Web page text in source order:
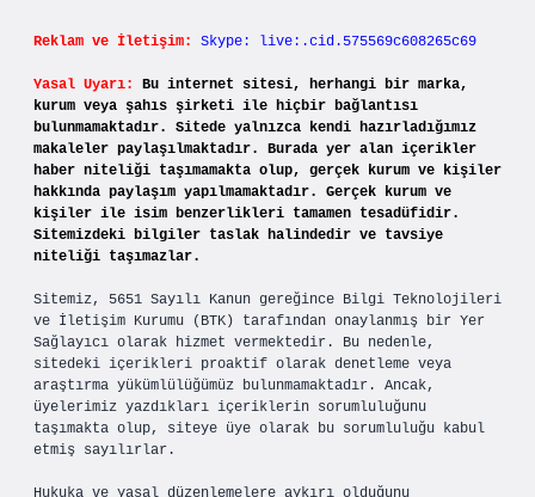
Reklam ve İletişim: Skype: live:.cid.575569c608265c69
Yasal Uyarı:
Bu internet sitesi, herhangi bir marka,
kurum veya şahıs şirketi ile hiçbir bağlantısı
bulunmamaktadır. Sitede yalnızca kendi hazırladığımız
makaleler paylaşılmaktadır. Burada yer alan içerikler
haber niteliği taşımamakta olup, gerçek kurum ve kişiler
hakkında paylaşım yapılmamaktadır. Gerçek kurum ve
kişiler ile isim benzerlikleri tamamen tesadüfidir.
Sitemizdeki bilgiler taslak halindedir ve tavsiye
niteliği taşımazlar.
Sitemiz, 5651 Sayılı Kanun gereğince Bilgi Teknolojileri
ve İletişim Kurumu (BTK) tarafından onaylanmış bir Yer
Sağlayıcı olarak hizmet vermektedir. Bu nedenle,
sitedeki içerikleri proaktif olarak denetleme veya
araştırma yükümlülüğümüz bulunmamaktadır. Ancak,
üyelerimiz yazdıkları içeriklerin sorumluluğunu
taşımakta olup, siteye üye olarak bu sorumluluğu kabul
etmiş sayılırlar.
Hukuka ve yasal düzenlemelere aykırı olduğunu